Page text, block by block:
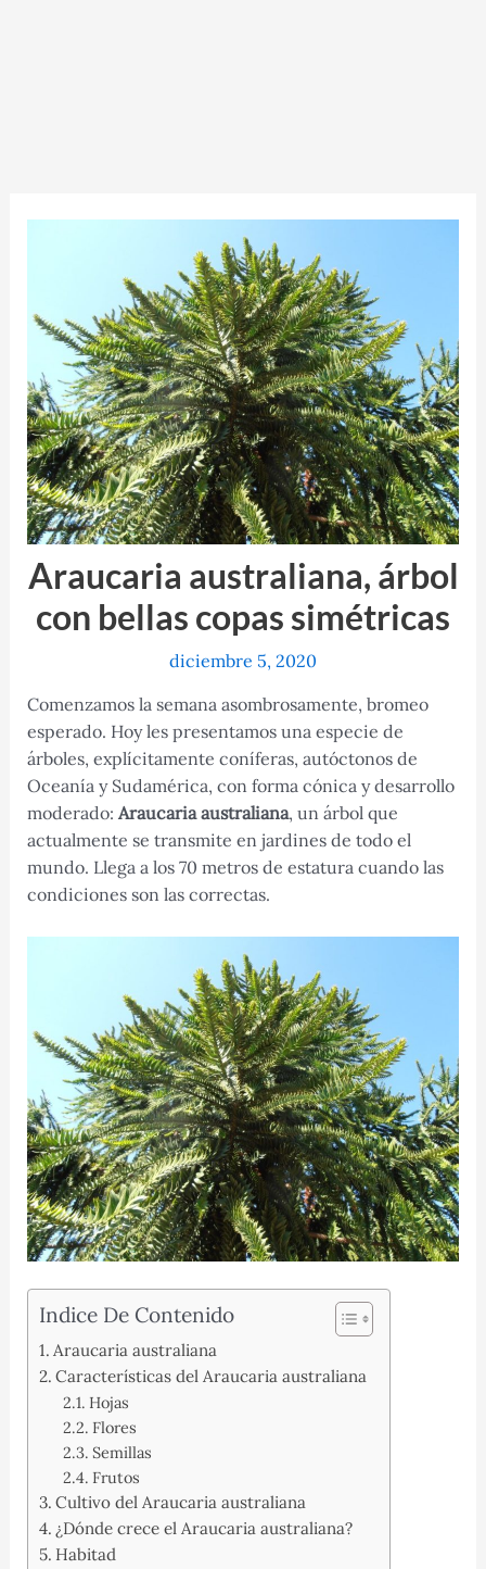
Araucaria australiana, árbol
con bellas copas simétricas
diciembre 5, 2020
Comenzamos la semana asombrosamente, bromeo
esperado. Hoy les presentamos una especie de
árboles, explícitamente coníferas, autóctonos de
Oceanía y Sudamérica, con forma cónica y desarrollo
moderado: Araucaria australiana, un árbol que
actualmente se transmite en jardines de todo el
mundo. Llega a los 70 metros de estatura cuando las
condiciones son las correctas.
Indice De Contenido
Araucaria australiana
Características del Araucaria australiana
Hojas
Flores
Semillas
Frutos
Cultivo del Araucaria australiana
¿Dónde crece el Araucaria australiana?
Habitad